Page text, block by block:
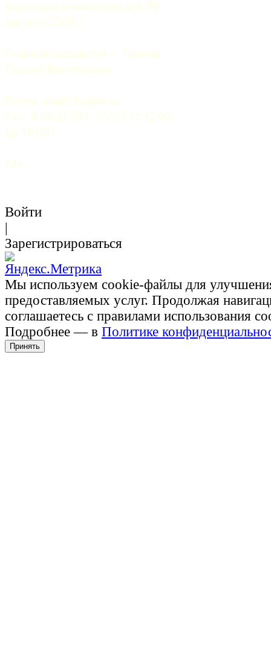
массовых коммуникаций 06
августа 2009 г.
Главный редактор — Грачев
Сергей Викторович.
Почта: mail@5uglov.ru
Тел. 8 (812) 274-35-25 (c 12.00
до 18.00)
12+
Войти
|
Зарегистрироваться
Мы используем cookie-файлы для
предоставляемых услуг. Продолжая
соглашаетесь с правилами использования
Подробнее — в Политике
Принять